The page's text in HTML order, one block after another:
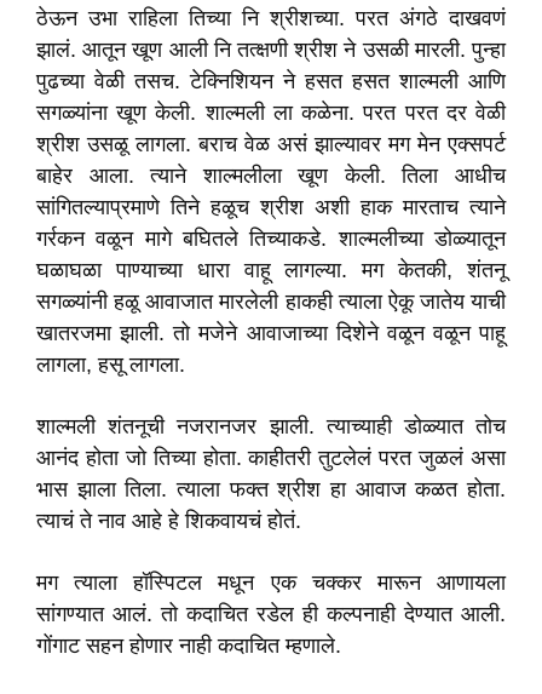
ठेऊन उभा राहिला तिच्या नि श्रीशच्या. परत अंगठे दाखवणं
झालं. आतून खूण आली नि तत्क्षणी श्रीश ने उसळी मारली. पुन्हा
पुढच्या वेळी तसच. टेक्निशियन ने हसत हसत शाल्मली आणि
सगळ्यांना खूण केली. शाल्मली ला कळेना. परत परत दर वेळी
श्रीश उसळू लागला. बराच वेळ असं झाल्यावर मग मेन एक्सपर्ट
बाहेर आला. त्याने शाल्मलीला खूण केली. तिला आधीच
सांगितल्याप्रमाणे तिने हळूच श्रीश अशी हाक मारताच त्याने
गर्रकन वळून मागे बघितले तिच्याकडे. शाल्मलीच्या डोळ्यातून
घळाघळा पाण्याच्या धारा वाहू लागल्या. मग केतकी, शंतनू
सगळ्यांनी हळू आवाजात मारलेली हाकही त्याला ऐकू जातेय याची
खातरजमा झाली. तो मजेने आवाजाच्या दिशेने वळून वळून पाहू
लागला, हसू लागला.
शाल्मली शंतनूची नजरानजर झाली. त्याच्याही डोळ्यात तोच
आनंद होता जो तिच्या होता. काहीतरी तुटलेलं परत जुळलं असा
भास झाला तिला. त्याला फक्त श्रीश हा आवाज कळत होता.
त्याचं ते नाव आहे हे शिकवायचं होतं.
मग त्याला हॉस्पिटल मधून एक चक्कर मारून आणायला
सांगण्यात आलं. तो कदाचित रडेल ही कल्पनाही देण्यात आली.
गोंगाट सहन होणार नाही कदाचित म्हणाले.